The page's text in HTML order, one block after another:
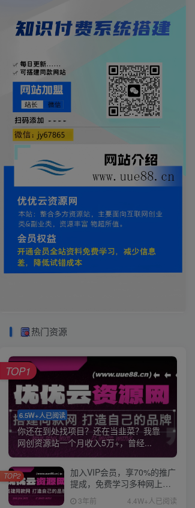
热门资源
6.5W+人已阅读
你还在到处找项目？还在当韭菜？我靠
网创资源站一个月收入5万+，曾经...
TOP1
加入VIP会员，享70%的推广
提成，免费学习多种网上创
业课程，菜鸟秒变大神！
3年前 4.4W+人已阅读
TOP2